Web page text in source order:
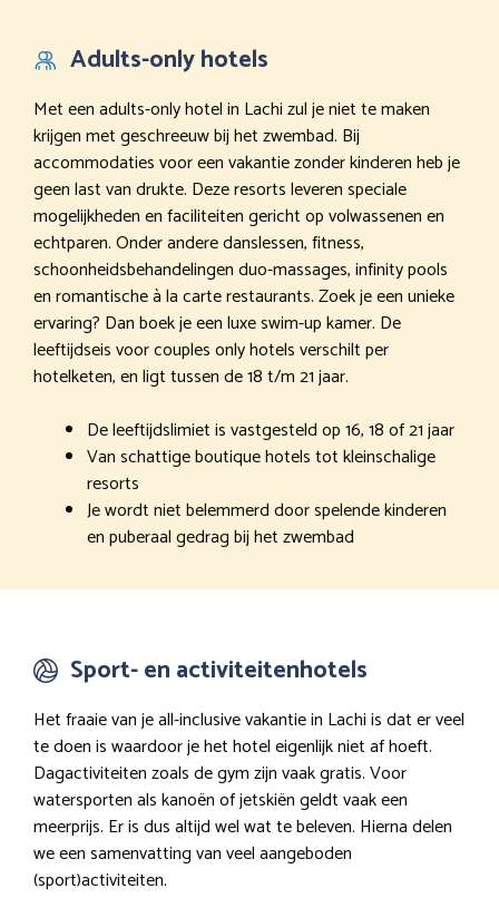
Adults-only hotels
Met een adults-only hotel in Lachi zul je niet te maken
krijgen met geschreeuw bij het zwembad. Bij
accommodaties voor een vakantie zonder kinderen heb je
geen last van drukte. Deze resorts leveren speciale
mogelijkheden en faciliteiten gericht op volwassenen en
echtparen. Onder andere danslessen, fitness,
schoonheidsbehandelingen duo-massages, infinity pools
en romantische à la carte restaurants. Zoek je een unieke
ervaring? Dan boek je een luxe swim-up kamer. De
leeftijdseis voor couples only hotels verschilt per
hotelketen, en ligt tussen de 18 t/m 21 jaar.
De leeftijdslimiet is vastgesteld op 16, 18 of 21 jaar
Van schattige boutique hotels tot kleinschalige
resorts
Je wordt niet belemmerd door spelende kinderen
en puberaal gedrag bij het zwembad
Sport- en activiteitenhotels
Het fraaie van je all-inclusive vakantie in Lachi is dat er veel
te doen is waardoor je het hotel eigenlijk niet af hoeft.
Dagactiviteiten zoals de gym zijn vaak gratis. Voor
watersporten als kanoën of jetskiën geldt vaak een
meerprijs. Er is dus altijd wel wat te beleven. Hierna delen
we een samenvatting van veel aangeboden
(sport)activiteiten.